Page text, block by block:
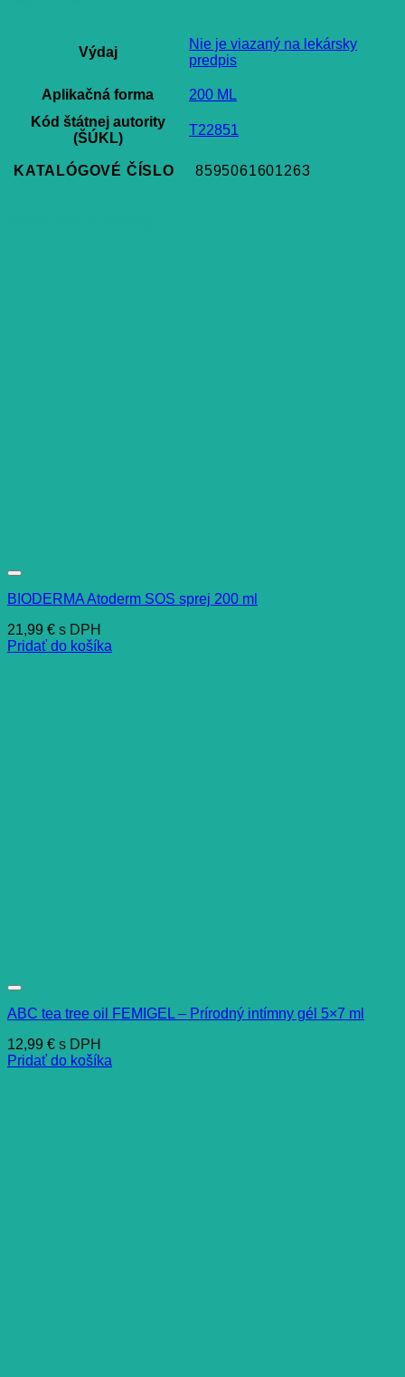
Výdaj
Nie je viazaný na lekársky
predpis
Aplikačná forma
200 ML
Kód štátnej autority
(ŠÚKL)
T22851
KATALÓGOVÉ ČÍSLO 8595061601263
BIODERMA Atoderm SOS sprej 200 ml
21,99 € s DPH
Pridať do košíka
ABC tea tree oil FEMIGEL – Prírodný intímny gél 5×7 ml
12,99 € s DPH
Pridať do košíka